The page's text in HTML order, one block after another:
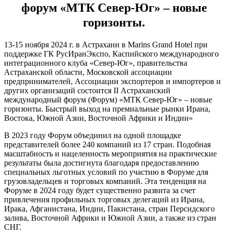
форум «МТК Север-Юг» – новые
горизонты.
13-15 ноября 2024 г. в Астрахани в Marins Grand Hotel при
поддержке ГК РусИранЭкспо, Каспийского международного
интеграционного клуба «Север-Юг», правительства
Астраханской области, Московской ассоциации
предпринимателей, Ассоциации экспортеров и импортеров и
других организаций состоится II Астраханский
международный форум (Форум) «МТК Север-Юг» – новые
горизонты. Быстрый выход на премиальные рынки Ирана,
Востока, Южной Азии, Восточной Африки и Индии»
В 2023 году Форум объединил на одной площадке
представителей более 240 компаний из 17 стран. Подобная
масштабность и нацеленность мероприятия на практические
результаты была достигнута благодаря предоставлению
специальных льготных условий по участию в Форуме для
грузовладельцев и торговых компаний. Эта тенденция на
Форуме в 2024 году будет существенно развита за счет
привлечения профильных торговых делегаций из Ирана,
Ирака, Афганистана, Индии, Пакистана, стран Персидского
залива, Восточной Африки и Южной Азии, а также из стран
СНГ.